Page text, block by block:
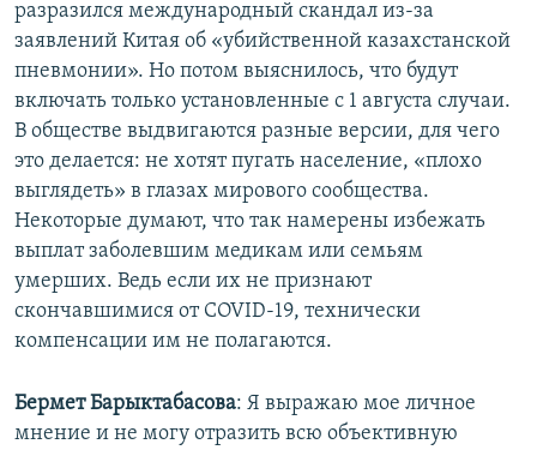
разразился международный скандал из-за
заявлений Китая об «убийственной казахстанской
пневмонии». Но потом выяснилось, что будут
включать только установленные с 1 августа случаи.
В обществе выдвигаются разные версии, для чего
это делается: не хотят пугать население, «плохо
выглядеть» в глазах мирового сообщества.
Некоторые думают, что так намерены избежать
выплат заболевшим медикам или семьям
умерших. Ведь если их не признают
скончавшимися от COVID-19, технически
компенсации им не полагаются.
Бермет Барыктабасова: Я выражаю мое личное
мнение и не могу отразить всю объективную